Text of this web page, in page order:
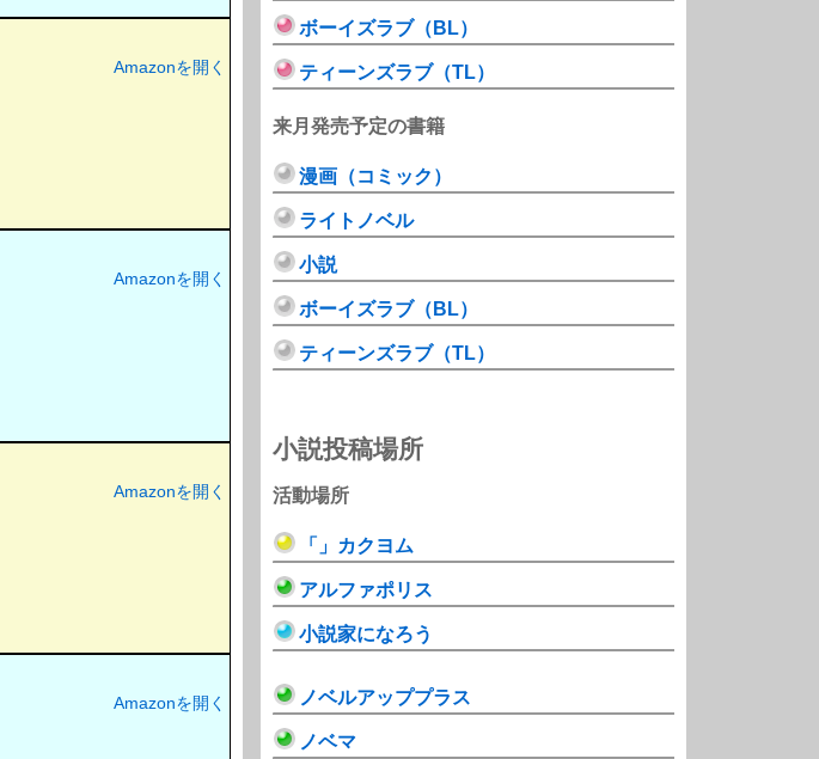
Amazonを開く
Amazonを開く
Amazonを開く
Amazonを開く
ボーイズラブ（BL）
ティーンズラブ（TL）
来月発売予定の書籍
漫画（コミック）
ライトノベル
小説
ボーイズラブ（BL）
ティーンズラブ（TL）
小説投稿場所
活動場所
「」カクヨム
アルファポリス
小説家になろう
ノベルアッププラス
ノベマ